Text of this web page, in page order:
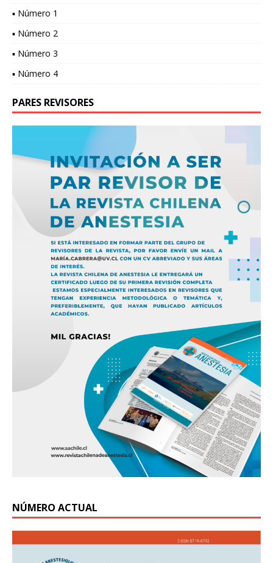
▪ Número 1
▪ Número 2
▪ Número 3
▪ Número 4
PARES REVISORES
NÚMERO ACTUAL